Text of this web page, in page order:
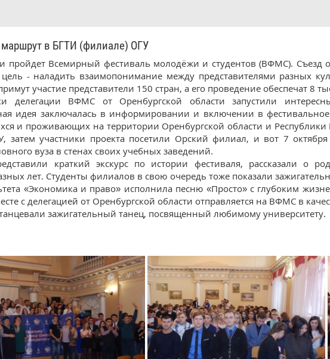
в БГТИ (филиале) ОГУ
пройдет Всемирный фестиваль молодёжи и студентов (ВФМС).
цель - наладить взаимопонимание между представителями разных
участие представители 150 стран, а его проведение обеспечат 8
делегации ВФМС от Оренбургской области запустили
идея заключалась в информировании и включении в
и проживающих на территории Оренбургской области и Республики
затем участники проекта посетили Орский филиал, и вот 7
вуза в стенах своих учебных заведений.
краткий экскурс по истории фестиваля, рассказали о
лет. Студенты филиалов в свою очередь тоже показали
«Экономика и право» исполнила песню «Просто» с глубоким
с делегацией от Оренбургской области отправляется на ВФМС в
зажигательный танец, посвященный любимому университету.